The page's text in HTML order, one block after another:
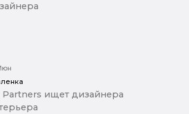
Partners ищет дизайнера